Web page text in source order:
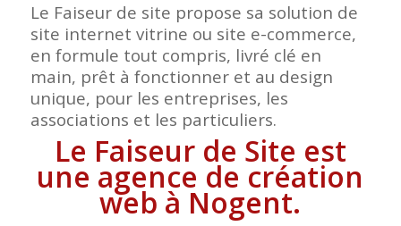
Le Faiseur de site propose sa solution de
site internet vitrine ou site e-commerce,
en formule tout compris, livré clé en
main, prêt à fonctionner et au design
unique, pour les entreprises, les
associations et les particuliers.
Le Faiseur de Site est
une agence de création
web à Nogent.